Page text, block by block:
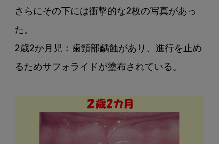
さらにその下には衝撃的な2枚の写真があっ
た。
2歳2か月児：歯頸部齲蝕があり、進行を止め
るためサフォライドが塗布されている。